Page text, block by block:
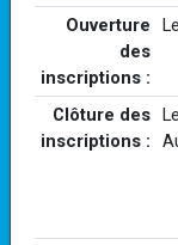
Ouverture
des
inscriptions :
Clôture des
inscriptions :